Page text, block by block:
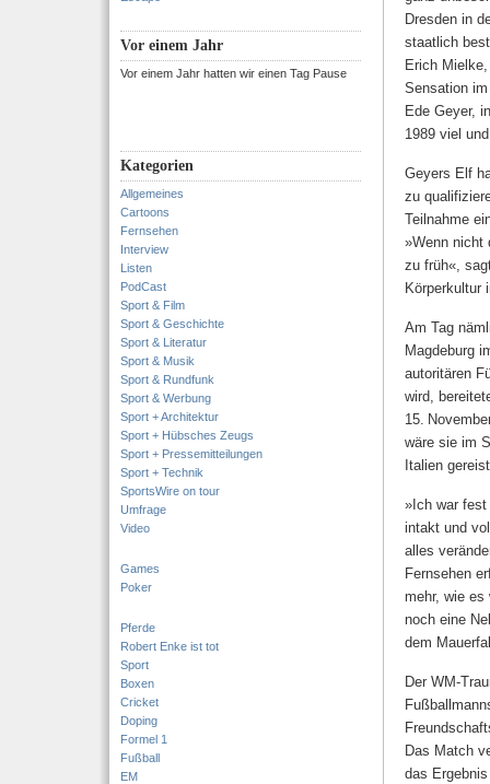
Vor einem Jahr
Vor einem Jahr hatten wir einen Tag Pause
Kategorien
Allgemeines
Cartoons
Fernsehen
Interview
Listen
PodCast
Sport & Film
Sport & Geschichte
Sport & Literatur
Sport & Musik
Sport & Rundfunk
Sport & Werbung
Sport + Architektur
Sport + Hübsches Zeugs
Sport + Pressemitteilungen
Sport + Technik
SportsWire on tour
Umfrage
Video
Games
Poker
Pferde
Robert Enke ist tot
Sport
Boxen
Cricket
Doping
Formel 1
Fußball
EM
Dresden in
staatlich
Erich
Sensation
Ede Geyer,
1989 viel
Geyers Elf
zu
Teilnahme
»Wenn nicht
zu früh«,
Körperkultur
Am Tag
Magdeburg
autoritären
wird,
15.
wäre sie im
Italien
»Ich war fest
intakt und
alles
Fernsehen
mehr, wie es
noch eine
dem
Der WM-
Das Match
das